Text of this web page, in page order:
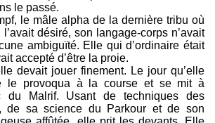
le passé.
le mâle alpha de la dernière tribu où
désiré, son langage-corps n’avait
ambiguïté. Elle qui d’ordinaire était
accepté d’être la proie.
devait jouer finement. Le jour qu’elle
le provoqua à la course et se mit à
du Malrif. Usant de techniques des
de sa science du Parkour et de son